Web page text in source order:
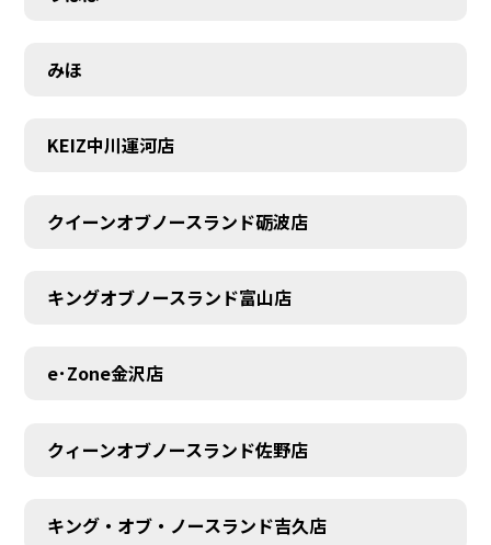
MEMBER
みほ
KEIZ中川運河店
クイーンオブノースランド砺波店
キングオブノースランド富山店
e･Zone金沢店
クィーンオブノースランド佐野店
キング・オブ・ノースランド吉久店